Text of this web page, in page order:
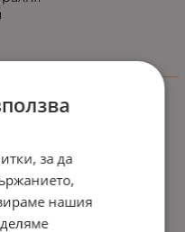
шалте
създадено, за да
Вашия дом.
дизайн можете
за да
нашия